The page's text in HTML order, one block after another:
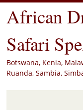
African
Safari
Botswana, Kenia,
Ruanda, Sambia,